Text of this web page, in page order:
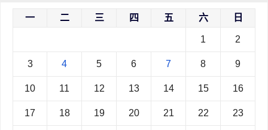
一 二 三 四 五 六 日
1 2
3 4 5 6 7 8 9
10 11 12 13 14 15 16
17 18 19 20 21 22 23